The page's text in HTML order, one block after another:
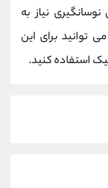
نیاز به
توانید برای این
استفاده کنید.